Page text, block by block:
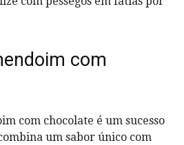
com
com chocolate é um sucesso
um sabor único com